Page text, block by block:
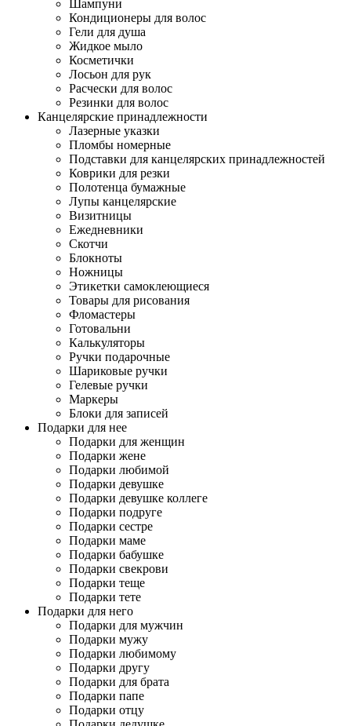
Шампуни
Кондиционеры для волос
Гели для душа
Жидкое мыло
Косметички
Лосьон для рук
Расчески для волос
Резинки для волос
Канцелярские принадлежности
Лазерные указки
Пломбы номерные
Подставки для канцелярских принадлежностей
Коврики для резки
Полотенца бумажные
Лупы канцелярские
Визитницы
Ежедневники
Скотчи
Блокноты
Ножницы
Этикетки самоклеющиеся
Товары для рисования
Фломастеры
Готовальни
Калькуляторы
Ручки подарочные
Шариковые ручки
Гелевые ручки
Маркеры
Блоки для записей
Подарки для нее
Подарки для женщин
Подарки жене
Подарки любимой
Подарки девушке
Подарки девушке коллеге
Подарки подруге
Подарки сестре
Подарки маме
Подарки бабушке
Подарки свекрови
Подарки теще
Подарки тете
Подарки для него
Подарки для мужчин
Подарки мужу
Подарки любимому
Подарки другу
Подарки для брата
Подарки папе
Подарки отцу